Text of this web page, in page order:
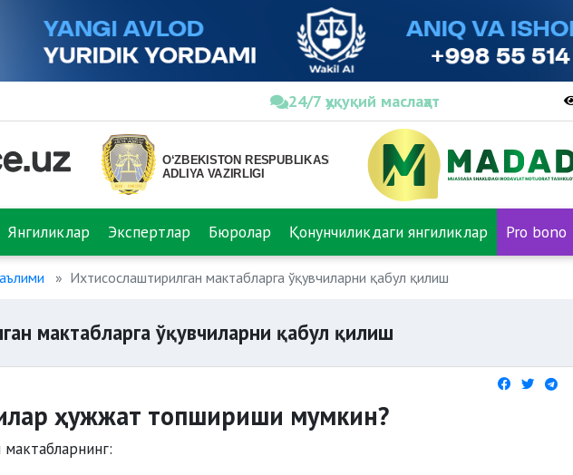
24/7 ҳуқуқий маслаҳат
Янгиликлар Экспертлар Бюролар Қонунчиликдаги янгиликлар Pro bono
Ихтисослаштирилган мактабларга ўқувчиларни қабул қилиш
мактабларга ўқувчиларни қабул қилиш
ҳужжат топшириши мумкин?